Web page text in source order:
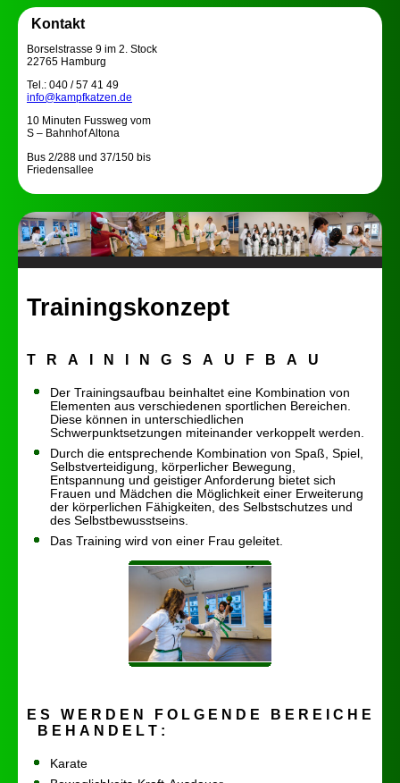
können. Unsere
generalüberholte Website
berücksichtigt mittels
modernen...
Weiterlesen
Kontakt
Borselstrasse 9 im 2. Stock
22765 Hamburg
Tel.: 040 / 57 41 49
info@kampfkatzen.de
10 Minuten Fussweg vom
S – Bahnhof Altona
Bus 2/288 und 37/150 bis
Friedensallee
Trainingskonzept
T R A I N I N G S A U F B A U
Der Trainingsaufbau beinhaltet eine Kombination von
Elementen aus verschiedenen sportlichen Bereichen.
Diese können in unterschiedlichen
Schwerpunktsetzungen miteinander verkoppelt werden.
Durch die entsprechende Kombination von Spaß, Spiel,
Selbstverteidigung, körperlicher Bewegung,
Entspannung und geistiger Anforderung bietet sich
Frauen und Mädchen die Möglichkeit einer Erweiterung
der körperlichen Fähigkeiten, des Selbstschutzes und
des Selbstbewusstseins.
Das Training wird von einer Frau geleitet.
E S W E R D E N F O L G E N D E B E R E I C H E
B E H A N D E L T :
Karate